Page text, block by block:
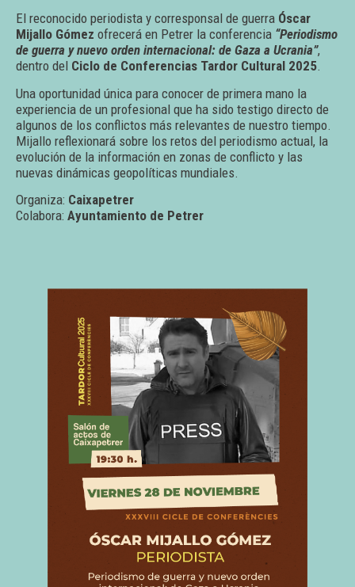
El reconocido periodista y corresponsal de guerra Óscar
Mijallo Gómez ofrecerá en Petrer la conferencia “Periodismo
de guerra y nuevo orden internacional: de Gaza a Ucrania”,
dentro del Ciclo de Conferencias Tardor Cultural 2025.
Una oportunidad única para conocer de primera mano la
experiencia de un profesional que ha sido testigo directo de
algunos de los conflictos más relevantes de nuestro tiempo.
Mijallo reflexionará sobre los retos del periodismo actual, la
evolución de la información en zonas de conflicto y las
nuevas dinámicas geopolíticas mundiales.
Organiza: Caixapetrer
Colabora: Ayuntamiento de Petrer